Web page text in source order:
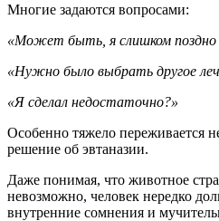
Многие задаются вопросами:
«Может быть, я слишком поздно
«Нужно было выбрать другое
«Я сделал недостаточно?»
Особенно тяжело переживается
решение об эвтаназии.
Даже понимая, что животное
невозможно, человек нередко
внутренние сомнения и